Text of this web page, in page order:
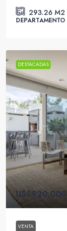
293.26 M2
DEPARTAMENTO
DESTACADAS
U$S920,000
VENTA